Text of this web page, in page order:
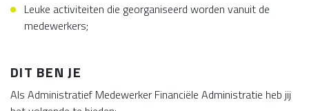
Leuke activiteiten die georganiseerd worden vanuit de
medewerkers;
DIT BEN JE
Als Administratief Medewerker Financiële Administratie heb jij